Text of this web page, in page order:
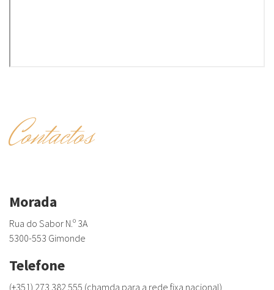
Contactos
Morada
Rua do Sabor N.º 3A
5300-553 Gimonde
Telefone
(+351) 273 382 555 (chamda para a rede fixa nacional)